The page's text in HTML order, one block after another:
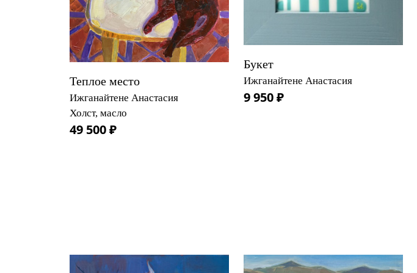
Теплое место
Ижганайтене Анастасия
Холст, масло
49 500 ₽
Букет
Ижганайтене Анастасия
9 950 ₽